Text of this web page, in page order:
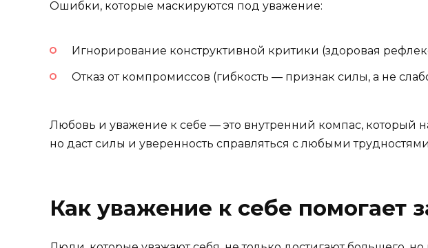
Ошибки, которые маскируются под уважение:
Игнорирование конструктивной критики (здоровая
Отказ от компромиссов (гибкость — признак силы, а не
Любовь и уважение к себе — это внутренний компас, который
но даст силы и уверенность справляться с любыми
Как уважение к себе